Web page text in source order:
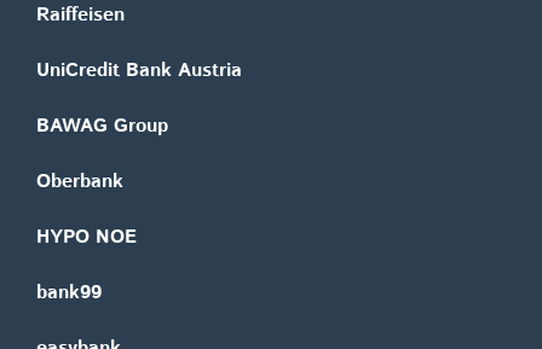
Raiffeisen
UniCredit Bank Austria
BAWAG Group
Oberbank
HYPO NOE
bank99